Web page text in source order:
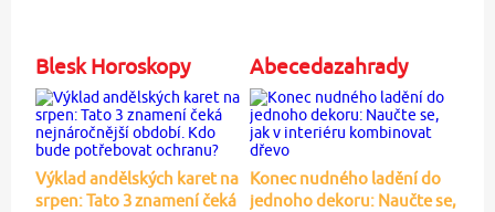
Blesk Horoskopy
Výklad andělských karet na
srpen: Tato 3 znamení čeká
Abecedazahrady
Konec nudného ladění do
jednoho dekoru: Naučte se,